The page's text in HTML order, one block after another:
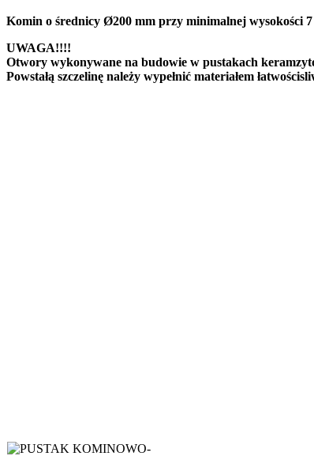
Komin o średnicy Ø200 mm przy minimalnej wysokości 7
UWAGA!!!!
Otwory wykonywane na budowie w pustakach
Powstałą szczelinę należy wypełnić materiałem